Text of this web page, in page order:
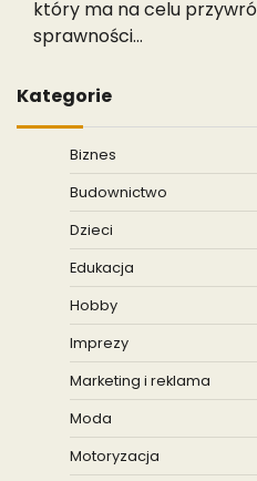
który ma na celu
sprawności…
Kategorie
Biznes
Budownictwo
Dzieci
Edukacja
Hobby
Imprezy
Marketing i reklama
Moda
Motoryzacja